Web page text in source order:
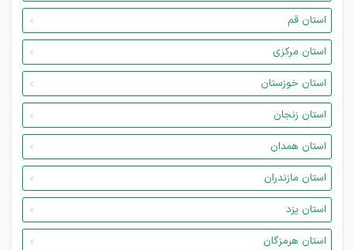
استان قم
استان مرکزی
استان خوزستان
استان زنجان
استان همدان
استان مازندران
استان یزد
استان هرمزگان